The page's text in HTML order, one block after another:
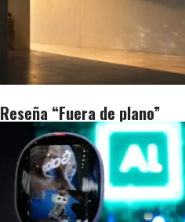
Reseña “Fuera de plano”